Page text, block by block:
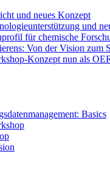
und neues Konzept
und
für chemische
Von der Vision zum
Konzept nun als
Basics